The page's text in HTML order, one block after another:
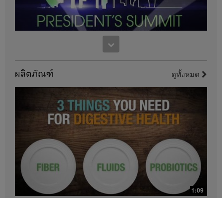
วิดีโอจะมีอยู่เฉพาะในคลังวิดีโอของเฮอร์บาไลฟ์เท่านั้น
ซึ่งเป็นกรรมสิทธิ์ของและดูแลจัดการโดยเฮอร์บาไลฟ์
อินเตอร์เนชั่นแนล ออฟ อเมริกา อิงค์ คุณสามารถรับชม
วิดีโอ และหากวิดีโออนุญาตให้ดาวน์โหลดได้ คุณ
สามารถทำซ้ำและเผยแพร่วิดีโอในรูปแบบที่ครบถ้วนเพื่อ
วัตถุประสงค์ในการส่งเสริมธุรกิจเฮอร์บาไลฟ์ของคุณหรือ
ผลิตภัณฑ์เฮอร์บาไลฟ์เท่านั้น อย่างไรก็ตาม คุณไม่
สามารถจำหน่ายหรือแสวงหากำไรจากการทำสำเนาและ
จัดจำหน่ายวิดีโอ การใช้รูปภาพ เสียง คำบรรยาย หรือ
บัญชีที่อยู่ในวิดีโอโดยไม่ได้รับความยินยอมเป็นลาย
ลักษณ์อักษรอย่างชัดเจนจาก เฮอร์บาไลฟ์ อินเตอร์
เนชั่นแนล ออฟ อเมริกาอิงค์ เป็นสิ่งต้องห้ามอย่าง
เคร่งครัด เฮอร์บาไลฟ์อาจขอให้คุณหยุดการใช้งานวิดีโอ
ได้ทุกเมื่อ
ออกกำลังกายด้วยท่าบริหารแบบผสม
งานฉลองครบรอบ 35 ปี ของเพรสซิเด้นท์ ทีม ซัมมิท
เป็นส่วนหนึ่งของการเฉลิมฉลอง
ผลิตภัณฑ์ ดูทั้งหมด
1:09